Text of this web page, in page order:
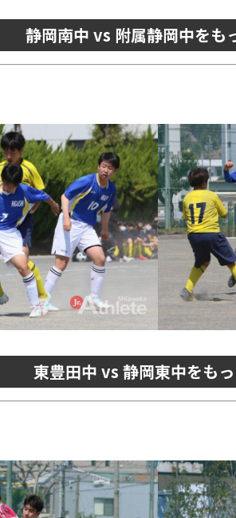
静岡南中 vs 附属静岡中をも
東豊田中 vs 静岡東中をも